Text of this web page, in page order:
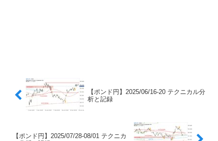
【ポンド円】2025/06/16-20 テクニカル分
析と記録
【ポンド円】2025/07/28-08/01 テクニカ